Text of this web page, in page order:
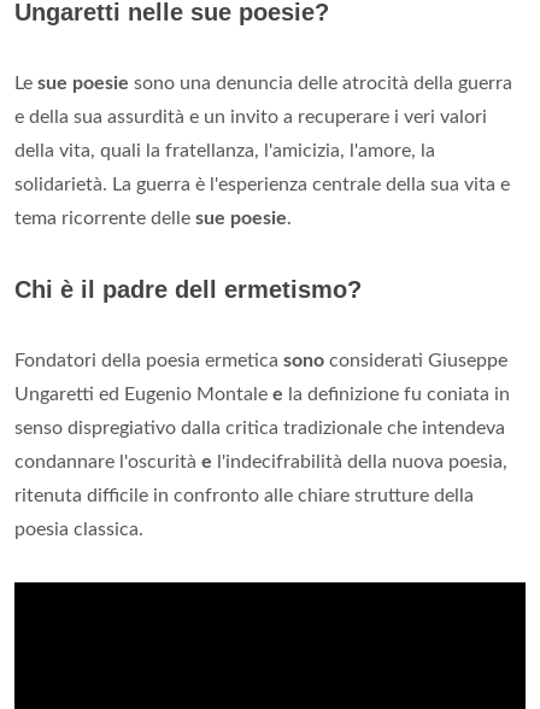
Ungaretti nelle sue poesie?
Le sue poesie sono una denuncia delle atrocità della guerra
e della sua assurdità e un invito a recuperare i veri valori
della vita, quali la fratellanza, l'amicizia, l'amore, la
solidarietà. La guerra è l'esperienza centrale della sua vita e
tema ricorrente delle sue poesie.
Chi è il padre dell ermetismo?
Fondatori della poesia ermetica sono considerati Giuseppe
Ungaretti ed Eugenio Montale e la definizione fu coniata in
senso dispregiativo dalla critica tradizionale che intendeva
condannare l'oscurità e l'indecifrabilità della nuova poesia,
ritenuta difficile in confronto alle chiare strutture della
poesia classica.